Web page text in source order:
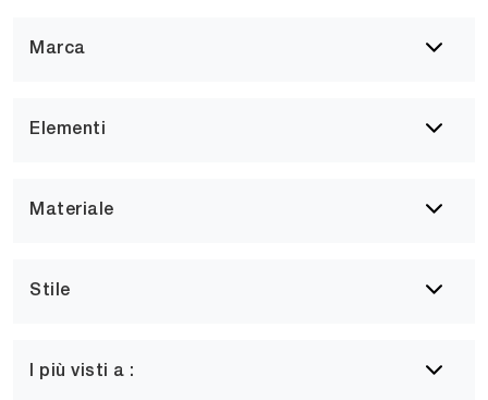
Marca
Elementi
Materiale
Stile
I più visti a :